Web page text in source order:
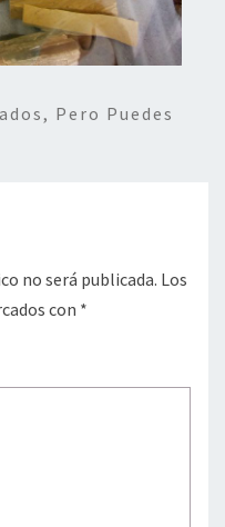
Pero Puedes
no será publicada. Los
con *